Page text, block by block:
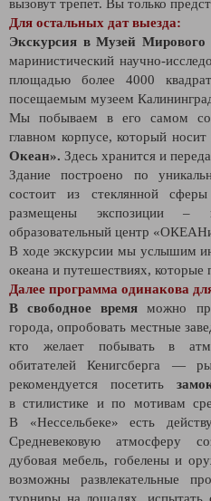
вызовут трепет. Вы только
Для остальных дат выезда:
Экскурсия в Музей Мирового
маринистический научно-
площадью более 4000
посещаемым музеем
Мы побываем в его самом
главном корпусе, который
Океан». Здесь хранится и
Здание построено по
состоит из стеклянной
размещены экспозиции –
образовательный центр
В ходе экскурсии мы услышим
океана и путешествиях,
Далее программа одинакова
В свободное времяможно
города, опробовать местные
кто желает побывать в
обитателей Кенигсберга —
рекомендуется посетить
в стилистике и по мотивам
В «Нессельбеке» есть
Средневековую атмосферу
дубовая мебель, гобелены и
возможны развлекательные
турниры на лошадях, испытать